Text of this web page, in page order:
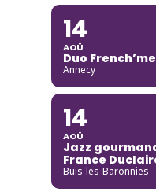
14
AOÛ
Duo
Annecy
14
AOÛ
Jazz
France
Buis-les-Baronnies